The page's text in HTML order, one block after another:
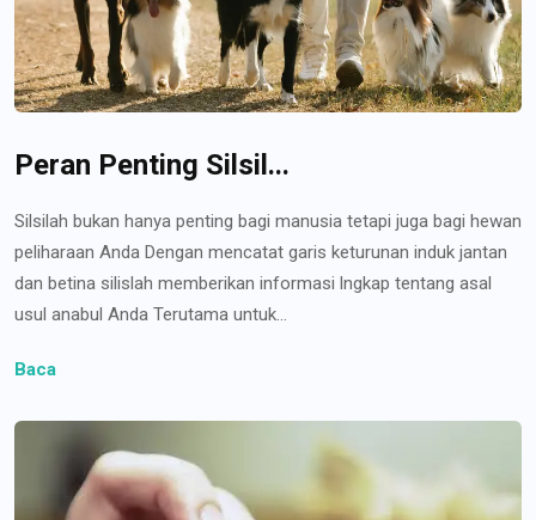
Peran Penting Silsil...
Silsilah bukan hanya penting bagi manusia tetapi juga bagi hewan
peliharaan Anda Dengan mencatat garis keturunan induk jantan
dan betina silislah memberikan informasi lngkap tentang asal
usul anabul Anda Terutama untuk...
Baca